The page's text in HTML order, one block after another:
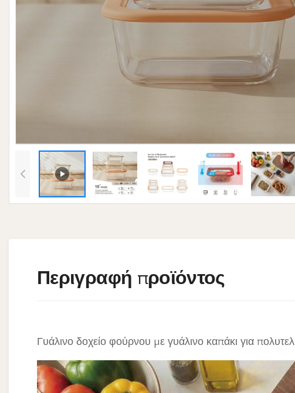
Περιγραφή προϊόντος
Γυάλινο δοχείο φούρνου με γυάλινο καπάκι για